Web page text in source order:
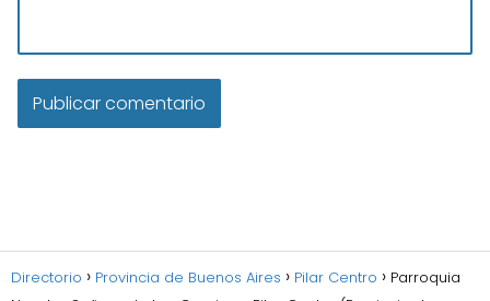
Directorio Provincia de Buenos Aires Pilar Centro
Parroquia